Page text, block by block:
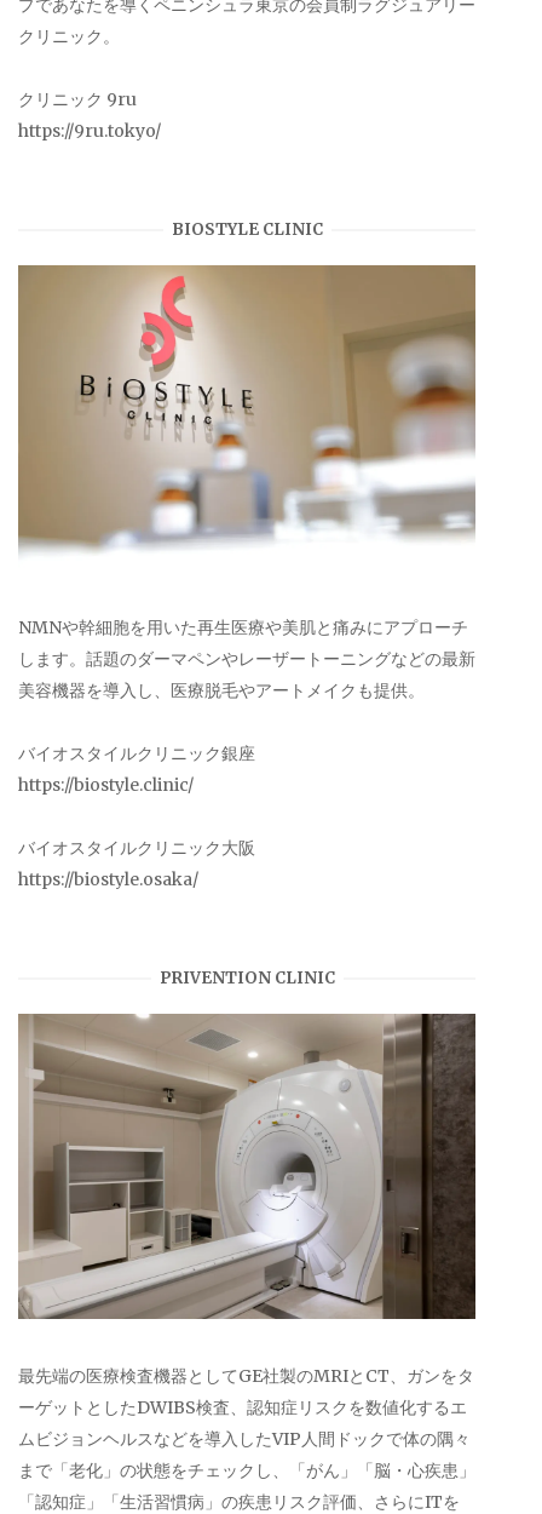
プであなたを導くペニンシュラ東京の会員制ラグジュアリー
クリニック。
クリニック 9ru
https://9ru.tokyo/
BIOSTYLE CLINIC
NMNや幹細胞を用いた再生医療や美肌と痛みにアプローチ
します。話題のダーマペンやレーザートーニングなどの最新
美容機器を導入し、医療脱毛やアートメイクも提供。
バイオスタイルクリニック銀座
https://biostyle.clinic/
バイオスタイルクリニック大阪
https://biostyle.osaka/
PRIVENTION CLINIC
最先端の医療検査機器としてGE社製のMRIとCT、ガンをタ
ーゲットとしたDWIBS検査、認知症リスクを数値化するエ
ムビジョンヘルスなどを導入したVIP人間ドックで体の隅々
まで「老化」の状態をチェックし、「がん」「脳・心疾患」
「認知症」「生活習慣病」の疾患リスク評価、さらにITを